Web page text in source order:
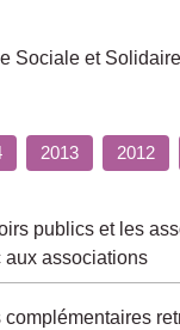
Sociale et
2013 2012
publics et les
aux associations